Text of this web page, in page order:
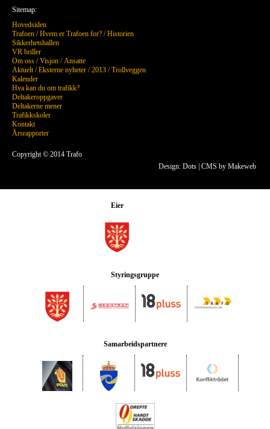
Design: Dots CMS by Makeweb
Sitemap:
Hovedsiden
Trafoen /Hvem er Trafoen for? /Historien
Sikkerhetshallen
VR briller
Om oss /Visjon /Ansatte
Aktuelt/Eksterne nyheter /2013 /Trollveggen
Kalender
Hva kan du om trafikk?
Deltakeroppgaver
Deltakerne mener
Trafikkskoler
Kontakt
Årsrapporter
Copyright © 2014 Trafo
Eier
Styringsgruppe
Samarbeidspartnere